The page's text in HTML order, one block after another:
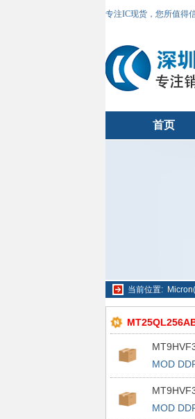
专注IC现货，您所值得
首页
当前位置:
MOD
MOD